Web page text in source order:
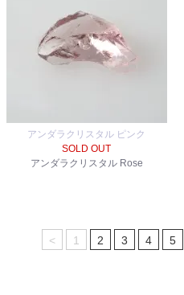
アンダラクリスタル ピンク
SOLD OUT
アンダラクリスタル Rose
< 1 2 3 4 5